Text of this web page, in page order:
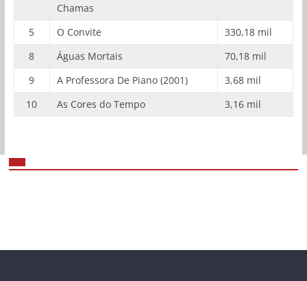
Chamas
5 O Convite
330,18 mil
8
Águas Mortais
70,18 mil
9
A Professora De Piano (2001)
3,68 mil
10
As Cores do Tempo 3,16 mil